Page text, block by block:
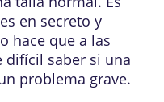
en secreto y
hace que a las
difícil saber si una
problema grave.